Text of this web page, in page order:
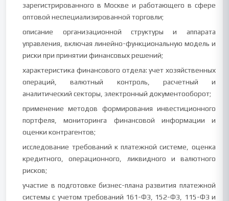
зарегистрированного в Москве и работающего в сфере
оптовой неспециализированной торговли;
описание организационной структуры и аппарата
управления, включая линейно-функциональную модель и
риски при принятии финансовых решений;
характеристика финансового отдела: учет хозяйственных
операций, валютный контроль, расчетный и
аналитический секторы, электронный документооборот;
применение методов формирования инвестиционного
портфеля, мониторинга финансовой информации и
оценки контрагентов;
исследование требований к платежной системе, оценка
кредитного, операционного, ликвидного и валютного
рисков;
участие в подготовке бизнес-плана развития платежной
системы с учетом требований 161-ФЗ, 152-ФЗ, 115-ФЗ и